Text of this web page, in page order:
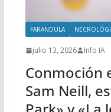
FARANDULA
julio 13, 2026 Info IA
Conmoción
Sam Neill,